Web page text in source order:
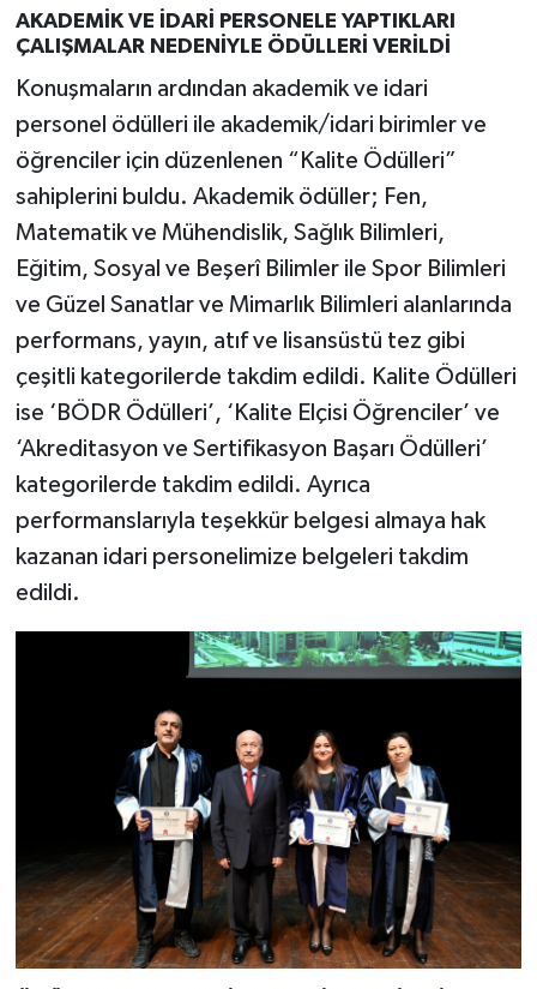
AKADEMİK VE İDARİ PERSONELE YAPTIKLARI
ÇALIŞMALAR NEDENİYLE ÖDÜLLERİ VERİLDİ
Konuşmaların ardından akademik ve idari
personel ödülleri ile akademik/idari birimler ve
öğrenciler için düzenlenen “Kalite Ödülleri”
sahiplerini buldu. Akademik ödüller; Fen,
Matematik ve Mühendislik, Sağlık Bilimleri,
Eğitim, Sosyal ve Beşerî Bilimler ile Spor Bilimleri
ve Güzel Sanatlar ve Mimarlık Bilimleri alanlarında
performans, yayın, atıf ve lisansüstü tez gibi
çeşitli kategorilerde takdim edildi. Kalite Ödülleri
ise ‘BÖDR Ödülleri’, ‘Kalite Elçisi Öğrenciler’ ve
‘Akreditasyon ve Sertifikasyon Başarı Ödülleri’
kategorilerde takdim edildi. Ayrıca
performanslarıyla teşekkür belgesi almaya hak
kazanan idari personelimize belgeleri takdim
edildi.